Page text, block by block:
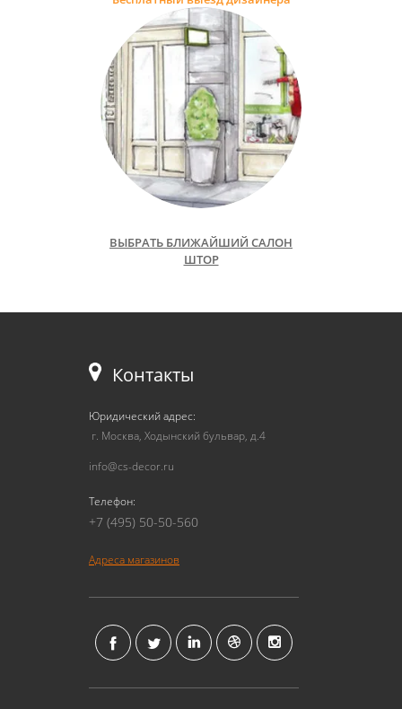
ВЫБРАТЬ БЛИЖАЙШИЙ САЛОН
ШТОР
Контакты
Юридический адрес:
г. Москва, Ходынский бульвар, д.4
info@cs-decor.ru
Телефон:
+7 (495) 50-50-560
Адреса магазинов